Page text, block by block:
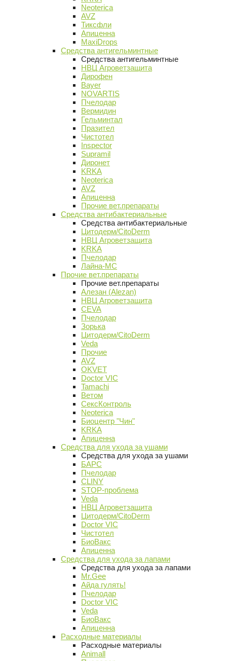
Neoterica
AVZ
Тиксфли
Апиценна
MaxiDrops
Средства антигельминтные
Средства антигельминтные
НВЦ Агроветзащита
Дирофен
Bayer
NOVARTIS
Пчелодар
Вермидин
Гельминтал
Празител
Чистотел
Inspector
Supramil
Диронет
KRKA
Neoterica
AVZ
Апиценна
Прочие вет.препараты
Средства антибактериальные
Средства антибактериальные
Цитодерм/CitoDerm
НВЦ Агроветзащита
KRKA
Пчелодар
Лайна-МС
Прочие вет.препараты
Прочие вет.препараты
Алезан (Alezan)
НВЦ Агроветзащита
CEVA
Пчелодар
Зорька
Цитодерм/CitoDerm
Veda
Прочие
AVZ
OKVET
Doctor VIC
Tamachi
Ветом
СексКонтроль
Neoterica
Биоцентр "Чин"
KRKA
Апиценна
Средства для ухода за ушами
Средства для ухода за ушами
БАРС
Пчелодар
CLINY
STOP-проблема
Veda
НВЦ Агроветзащита
Цитодерм/CitoDerm
Doctor VIC
Чистотел
БиоВакс
Апиценна
Средства для ухода за лапами
Средства для ухода за лапами
Mr.Gee
Айда гулять!
Пчелодар
Doctor VIC
Veda
БиоВакс
Апиценна
Расходные материалы
Расходные материалы
Animall